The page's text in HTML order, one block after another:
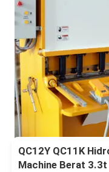
QC12Y QC11K
Machine Berat 3.3t